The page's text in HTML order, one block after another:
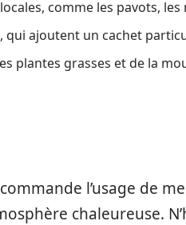
comme les pavots,
qui ajoutent un cachet
plantes grasses et de la
l’usage de
chaleureuse.